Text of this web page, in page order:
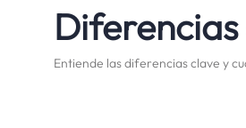
Entiende las diferencias clave y